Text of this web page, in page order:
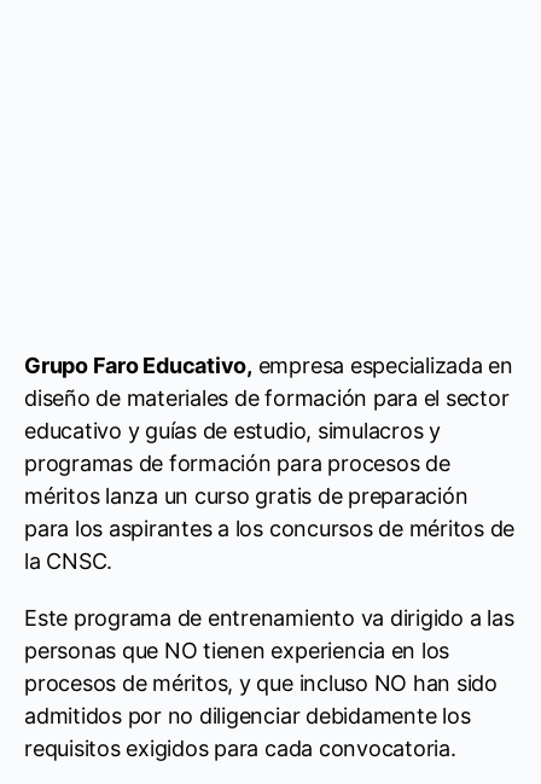
Grupo Faro Educativo, empresa especializada en
diseño de materiales de formación para el sector
educativo y guías de estudio, simulacros y
programas de formación para procesos de
méritos lanza un curso gratis de preparación
para los aspirantes a los concursos de méritos de
la CNSC.
Este programa de entrenamiento va dirigido a las
personas que NO tienen experiencia en los
procesos de méritos, y que incluso NO han sido
admitidos por no diligenciar debidamente los
requisitos exigidos para cada convocatoria.